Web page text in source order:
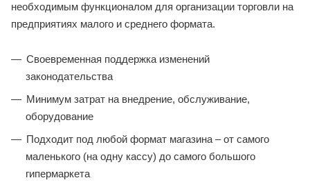
необходимым функционалом для организации торговли на
предприятиях малого и среднего формата.
Своевременная поддержка изменений
законодательства
Минимум затрат на внедрение, обслуживание,
оборудование
Подходит под любой формат магазина – от самого
маленького (на одну кассу) до самого большого
гипермаркета